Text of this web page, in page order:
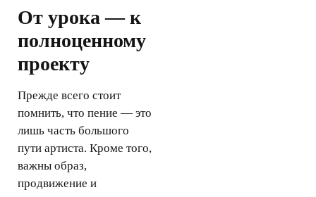
От урока — к
полноценному
проекту
Прежде всего стоит
помнить, что пение — это
лишь часть большого
пути артиста. Кроме того,
важны образ,
продвижение и